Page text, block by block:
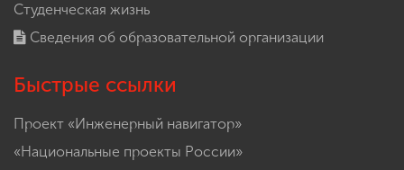
Студенческая жизнь
Сведения об образовательной организации
Быстрые ссылки
Проект «Инженерный навигатор»
«Национальные проекты России»